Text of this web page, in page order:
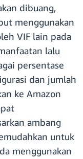
dibuang,
menggunakan
VIF lain pada
lalu
persentase
dan jumlah
ke Amazon
ambang
untuk
menggunakan